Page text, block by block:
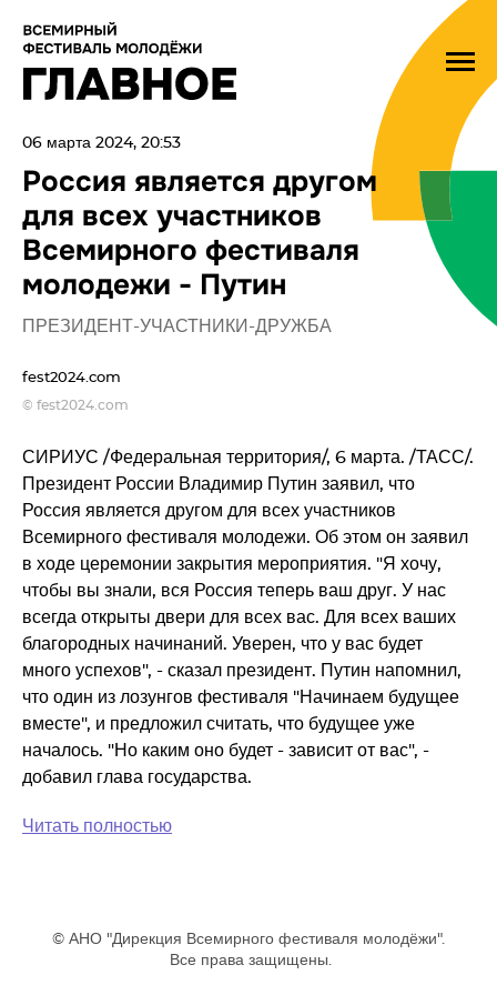
06 марта 2024, 20:53
Россия является другом
для всех участников
Всемирного фестиваля
молодежи - Путин
ПРЕЗИДЕНТ-УЧАСТНИКИ-ДРУЖБА
fest2024.com
© fest2024.com
СИРИУС /Федеральная территория/, 6 марта. /ТАСС/.
Президент России Владимир Путин заявил, что
Россия является другом для всех участников
Всемирного фестиваля молодежи. Об этом он заявил
в ходе церемонии закрытия мероприятия. "Я хочу,
чтобы вы знали, вся Россия теперь ваш друг. У нас
всегда открыты двери для всех вас. Для всех ваших
благородных начинаний. Уверен, что у вас будет
много успехов", - сказал президент. Путин напомнил,
что один из лозунгов фестиваля "Начинаем будущее
вместе", и предложил считать, что будущее уже
началось. "Но каким оно будет - зависит от вас", -
добавил глава государства.
Читать полностью
© АНО "Дирекция Всемирного фестиваля молодёжи".
Все права защищены.